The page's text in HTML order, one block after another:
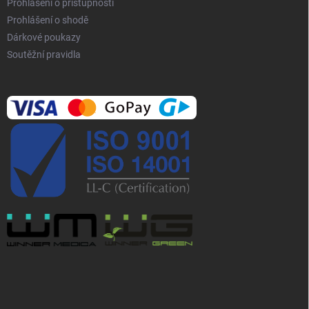
Prohlášení o přístupnosti
Prohlášení o shodě
Dárkové poukazy
Soutěžní pravidla